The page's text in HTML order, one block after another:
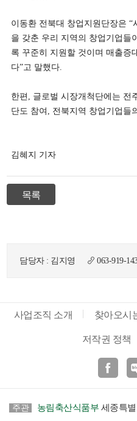
이동환 전북대 창업지원단장은
을 갖춘 우리 지역의 창업기업들
록 꾸준히 지원할 것이며 매출증
다”고 말했다.
한편, 글로벌 시장개척단에는 전
단도 참여, 전북지역 창업기업들
김혜지 기자
목록
담당자 : 김지영 063-919-
사업조직 소개 찾아오시
저작권 정책
인스타
주관 농림축산식품부 세종특